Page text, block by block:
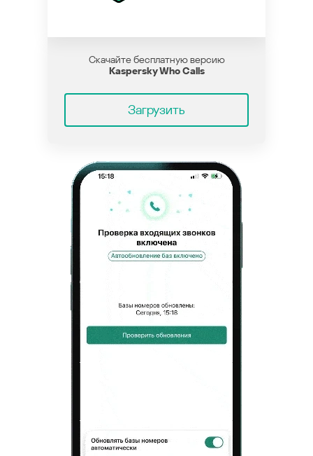
Скачайте бесплатную версию
Kaspersky Who Calls
Загрузить